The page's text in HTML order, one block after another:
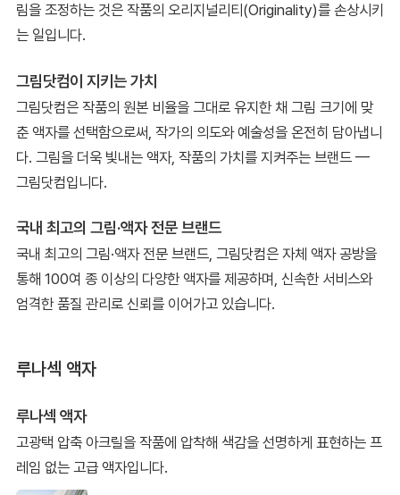
림을 조정하는 것은 작품의 오리지널리티(Originality)를 손상시키
는 일입니다.
그림닷컴이 지키는 가치
그림닷컴은 작품의 원본 비율을 그대로 유지한 채 그림 크기에 맞
춘 액자를 선택함으로써, 작가의 의도와 예술성을 온전히 담아냅니
다. 그림을 더욱 빛내는 액자, 작품의 가치를 지켜주는 브랜드 —
그림닷컴입니다.
국내 최고의 그림·액자 전문 브랜드
국내 최고의 그림·액자 전문 브랜드, 그림닷컴은 자체 액자 공방을
통해 100여 종 이상의 다양한 액자를 제공하며, 신속한 서비스와
엄격한 품질 관리로 신뢰를 이어가고 있습니다.
루나섹 액자
루나섹 액자
고광택 압축 아크릴을 작품에 압착해 색감을 선명하게 표현하는 프
레임 없는 고급 액자입니다.